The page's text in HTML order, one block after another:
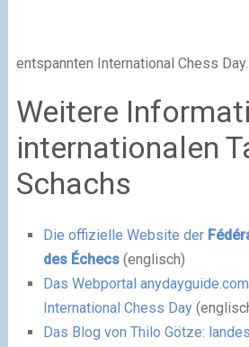
entspannten International Chess Day.
Weitere
internationalen
Schachs
Die offizielle Website der
des Échecs(englisch)
Das Webportal
International Chess Day
Das Blog von Thilo Götze: